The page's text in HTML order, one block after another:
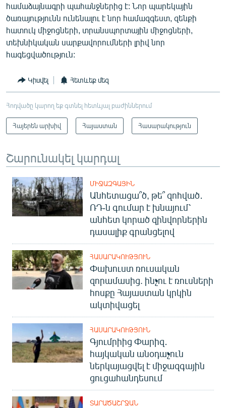
համաձայնագրի պահանջներից է: Նոր պարեկային
ծառայությունն ունենալու է նոր համազգեստ, զենքի
հատուկ միջոցների, տրանսպորտային միջոցների,
տեխնիկական սարքավորումների լրիվ նոր
հագեցվածություն:
Կիսվել Հետևեք մեզ
Հոդվածը կարող եք գտնել հետևյալ բաժիններում
Հայերեն արխիվ Հայաստան Հասարակություն
Շարունակել կարդալ
ՄԻՋԱԶԳԱՅԻՆ
Անհետացա՞ծ, թե՞ զոհված․
ՌԴ-ն գումար է խնայում՝
անհետ կորած զինվորներին
դասալիք գրանցելով
ՀԱՍԱՐԱԿՈՒԹՅՈՒՆ
Փախուստ ռուսական
զորամասից. ինչու է ռուսների
հոսքը Հայաստան կրկին
ակտիվացել
ՀԱՍԱՐԱԿՈՒԹՅՈՒՆ
Գյումրիից Փարիզ․
հայկական անօդաչուն
ներկայացվել է միջազգային
ցուցահանդեսում
ՏԱՐԱԾԱՇՐՋԱՆ